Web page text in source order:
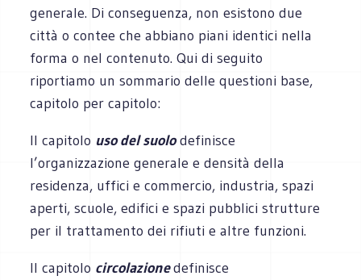
generale. Di conseguenza, non esistono due
città o contee che abbiano piani identici nella
forma o nel contenuto. Qui di seguito
riportiamo un sommario delle questioni base,
capitolo per capitolo:
Il capitolo uso del suolodefinisce
l’organizzazione generale e densità della
residenza, uffici e commercio, industria, spazi
aperti, scuole, edifici e spazi pubblici strutture
per il trattamento dei rifiuti e altre funzioni.
Il capitolo circolazionedefinisce